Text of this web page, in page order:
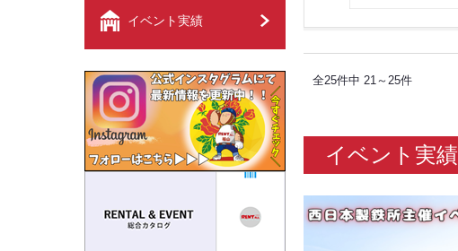
イベント実績
全25件中 21～25件
イベント実績